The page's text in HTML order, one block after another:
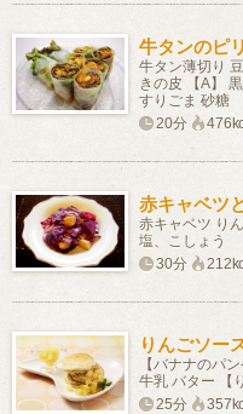
牛タンのピ
牛タン薄切り
きの皮 【A】
すりごま 砂
20分
赤キャベツ
赤キャベツ り
塩、こしょう
30分
りんごソー
【バナナのパ
牛乳 バター 【
25分